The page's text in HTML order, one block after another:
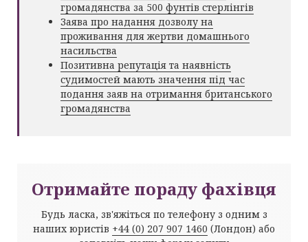
громадянства за 500 фунтів стерлінгів
Заява про надання дозволу на
проживання для жертви домашнього
насильства
Позитивна репутація та наявність
судимостей мають значення під час
подання заяв на отримання британського
громадянства
Отримайте пораду фахівця
Будь ласка, зв'яжіться по телефону з одним з
наших юристів +44 (0) 207 907 1460 (Лондон) або